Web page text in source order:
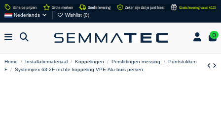
Nederlands Wishlist (0)
0
Home Installatiemateriaal Koppelingen Persfittingen messing
Puntstukken
F
Systempex 63-2F rechte koppeling VPE-Alu-buis persen